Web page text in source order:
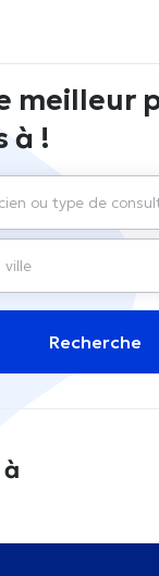
meilleur
à !
Recherche